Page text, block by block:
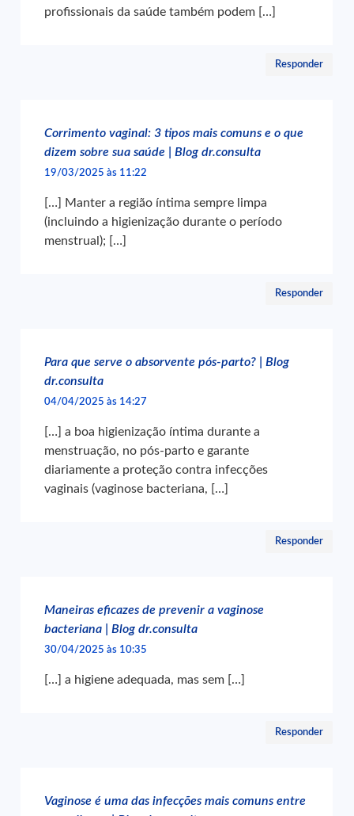
profissionais da saúde também podem […]
Responder
Corrimento vaginal: 3 tipos mais comuns e o que
dizem sobre sua saúde | Blog dr.consulta
19/03/2025 às 11:22
[…] Manter a região íntima sempre limpa
(incluindo a higienização durante o período
menstrual); […]
Responder
Para que serve o absorvente pós-parto? | Blog
dr.consulta
04/04/2025 às 14:27
[…] a boa higienização íntima durante a
menstruação, no pós-parto e garante
diariamente a proteção contra infecções
vaginais (vaginose bacteriana, […]
Responder
Maneiras eficazes de prevenir a vaginose
bacteriana | Blog dr.consulta
30/04/2025 às 10:35
[…] a higiene adequada, mas sem […]
Responder
Vaginose é uma das infecções mais comuns entre